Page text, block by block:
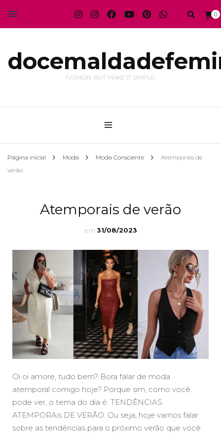
0
FASHION. BUT MAKE IT SIMPLE.
Página inicial Moda Moda Consciente
Atemporais de
verão
Atemporais de verão
em 31/08/2023
Oi oi amore, tudo bem? Bora falar de moda
atemporal comigo hoje? Porque sim, como você
pode ver, o tema do dia é: TENDÊNCIAS
ATEMPORAis DE VERÃO. Ou seja, hoje vamos falar
sobre as tendências para o próximo verão que você